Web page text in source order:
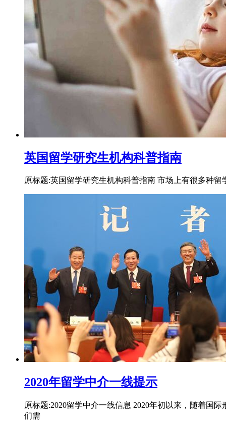
英国留学研究生机构科普指南
原标题:英国留学研究生机构科普指南 市场上有很多种
2020年留学中介一线提示
原标题:2020留学中介一线信息 2020年初以来，随着国
们需